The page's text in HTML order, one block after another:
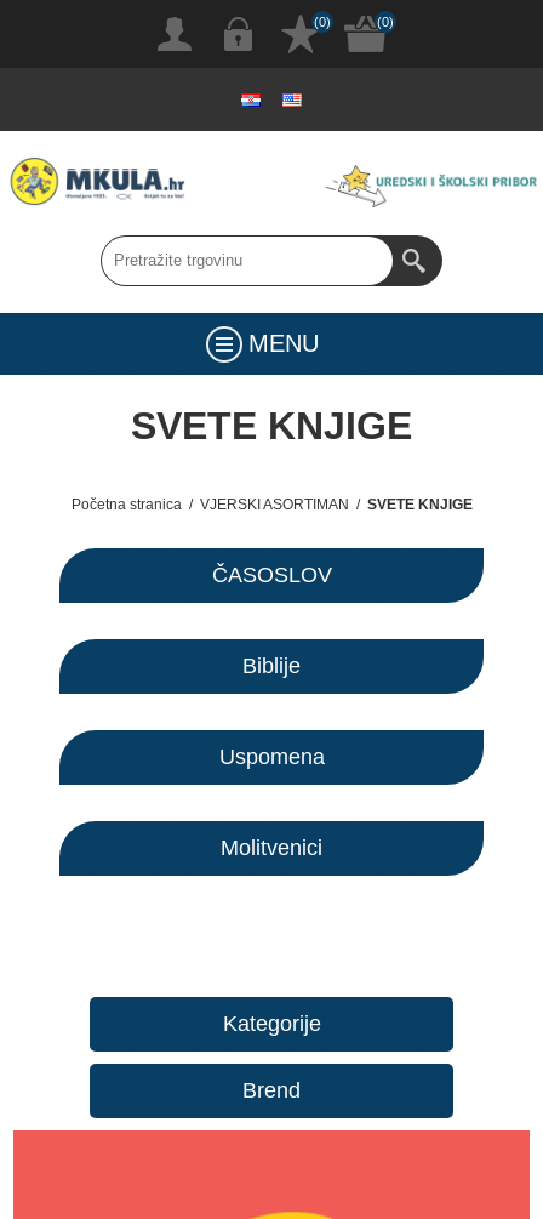
(0) (0)
MENU
SVETE KNJIGE
Početna stranica / VJERSKI ASORTIMAN / SVETE KNJIGE
ČASOSLOV
Biblije
Uspomena
Molitvenici
Kategorije
Brend